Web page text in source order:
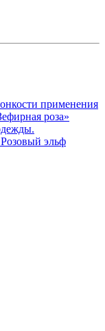
применения
роза»
эльф